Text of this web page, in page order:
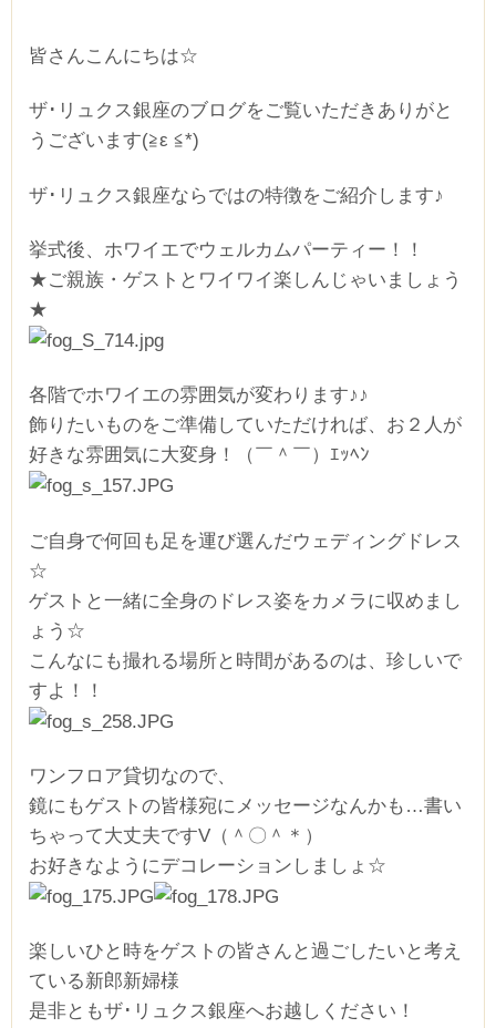
皆さんこんにちは☆
ザ･リュクス銀座のブログをご覧いただきありがと
うございます(≧ε ≦*)
ザ･リュクス銀座ならではの特徴をご紹介します♪
挙式後、ホワイエでウェルカムパーティー！！
★ご親族・ゲストとワイワイ楽しんじゃいましょう
★
各階でホワイエの雰囲気が変わります♪♪
飾りたいものをご準備していただければ、お２人が
好きな雰囲気に大変身！（￣＾￣）ｴｯﾍﾝ
ご自身で何回も足を運び選んだウェディングドレス
☆
ゲストと一緒に全身のドレス姿をカメラに収めまし
ょう☆
こんなにも撮れる場所と時間があるのは、珍しいで
すよ！！
ワンフロア貸切なので、
鏡にもゲストの皆様宛にメッセージなんかも…書い
ちゃって大丈夫ですV（＾〇＾＊）
お好きなようにデコレーションしましょ☆
楽しいひと時をゲストの皆さんと過ごしたいと考え
ている新郎新婦様
是非ともザ･リュクス銀座へお越しください！